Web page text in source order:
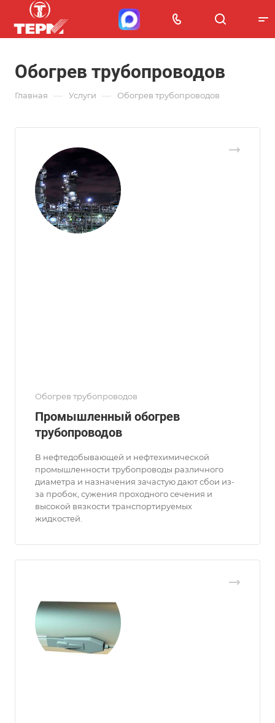
Обогрев трубопроводов
Главная — Услуги — Обогрев трубопроводов
Обогрев трубопроводов
Промышленный обогрев
трубопроводов
В нефтедобывающей и нефтехимической
промышленности трубопроводы различного
диаметра и назначения зачастую дают сбои из-
за пробок, сужения проходного сечения и
высокой вязкости транспортируемых
жидкостей.